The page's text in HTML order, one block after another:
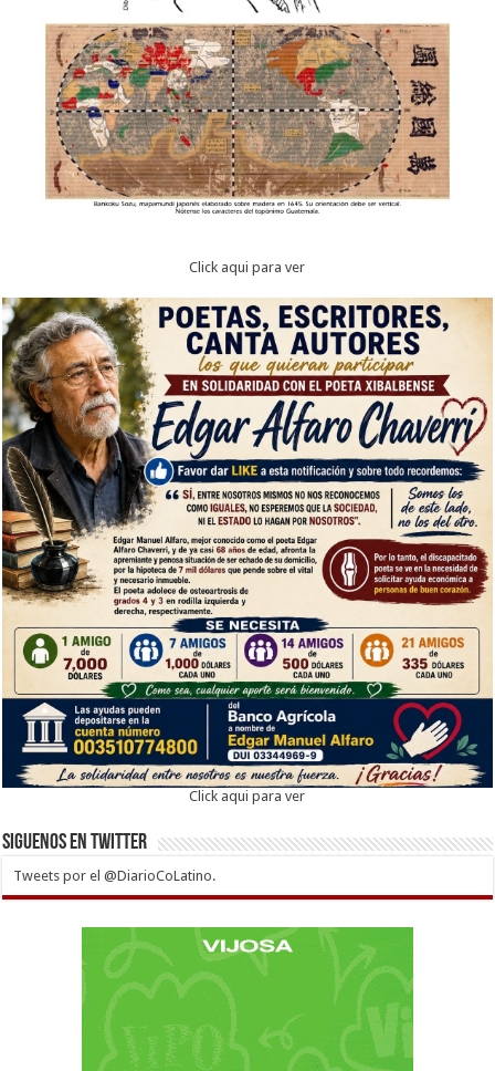
Click aqui para ver
Click aqui para ver
Siguenos en twitter
Tweets por el @DiarioCoLatino.